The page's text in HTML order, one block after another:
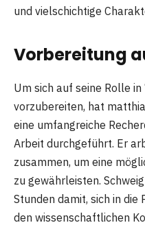
und vielschichtige
Vorbereitung
Um sich auf seine Rolle in
vorzubereiten, hat
eine umfangreiche
Arbeit durchgeführt. Er
zusammen, um eine
zu gewährleisten.
Stunden damit, sich in die
den wissenschaftlichen